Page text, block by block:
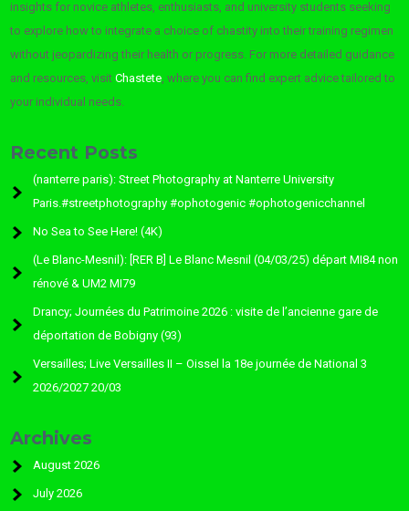
insights for novice athletes, enthusiasts, and university students seeking
to explore how to integrate a choice of chastity into their training regimen
without jeopardizing their health or progress. For more detailed guidance
and resources, visitChastete, where you can find expert advice tailored to
your individual needs.
Recent Posts
(nanterre paris): Street Photography at Nanterre University
Paris.#streetphotography #ophotogenic #ophotogenicchannel
No Sea to See Here! (4K)
(Le Blanc-Mesnil): [RER B] Le Blanc Mesnil (04/03/25) départ MI84 non
rénové & UM2 MI79
Drancy; Journées du Patrimoine 2026 : visite de l’ancienne gare de
déportation de Bobigny (93)
Versailles; Live Versailles II – Oissel la 18e journée de National 3
2026/2027 20/03
Archives
August 2026
July 2026